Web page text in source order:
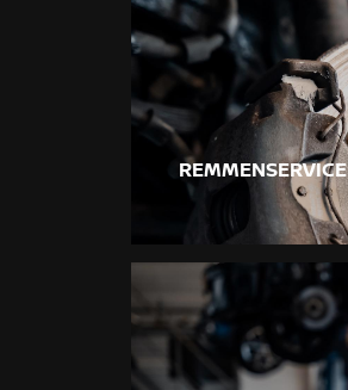
REMMENSERVICE